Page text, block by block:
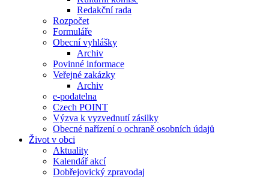
Redakční rada
Rozpočet
Formuláře
Obecní vyhlášky
Archiv
Povinné informace
Veřejné zakázky
Archiv
e-podatelna
Czech POINT
Výzva k vyzvednutí zásilky
Obecné nařízení o ochraně osobních údajů
Život v obci
Aktuality
Kalendář akcí
Dobřejovický zpravodaj